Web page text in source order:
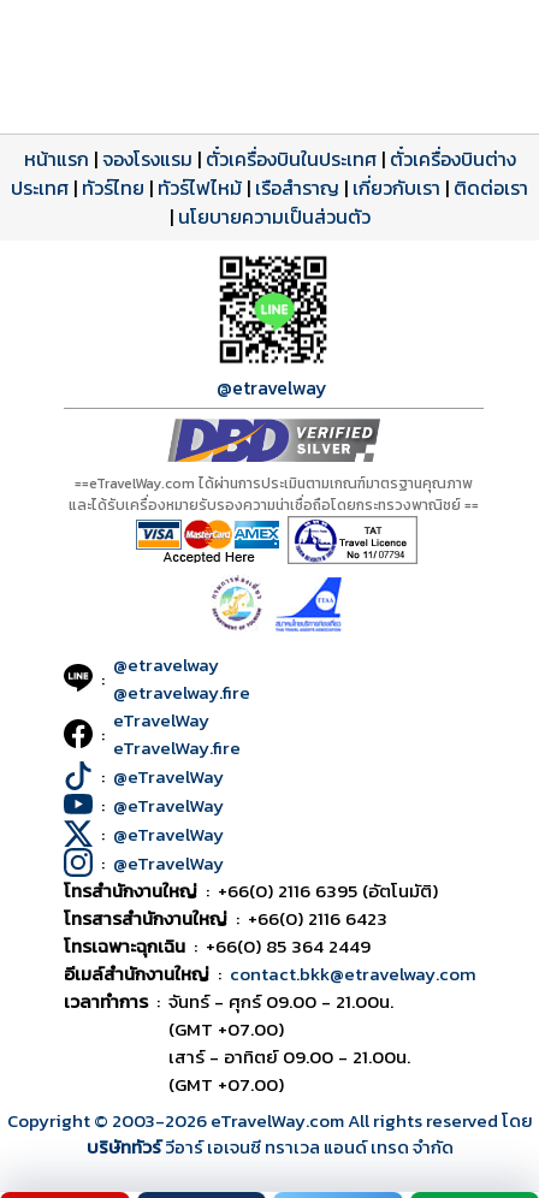
โปรแกรมทัวร์
ดาวน์โหลด PDF
รีวิวลูกค้าจริง
รีวิวจาก eTravelWay
เปิดหน้าเต็ม
ใบอนุญาตนำเที่ยว
เลขที่ 11/11450
เปิดหน้าเต็ม
หน้าแรก |จองโรงแรม | ตั๋วเครื่องบินในประเทศ| ตั๋วเครื่องบินต่าง
ประเทศ | ทัวร์ไทย | ทัวร์ไฟไหม้ | เรือสำราญ | เกี่ยวกับเรา | ติดต่อเรา
| นโยบายความเป็นส่วนตัว
@etravelway
==eTravelWay.com ได้ผ่านการประเมินตามเกณฑ์มาตรฐานคุณภาพ
และได้รับเครื่องหมายรับรองความน่าเชื่อถือโดยกระทรวงพาณิชย์ ==
: @etravelway
@etravelway.fire
: eTravelWay
eTravelWay.fire
: @eTravelWay
: @eTravelWay
: @eTravelWay
: @eTravelWay
โทรสำนักงานใหญ่ : +66(0) 2116 6395 (อัตโนมัติ)
โทรสารสำนักงานใหญ่ : +66(0) 2116 6423
โทรเฉพาะฉุกเฉิน : +66(0) 85 364 2449
อีเมล์สำนักงานใหญ่ : contact.bkk@etravelway.com
เวลาทำการ : จันทร์ - ศุกร์ 09.00 - 21.00น.
(GMT +07.00)
เสาร์ - อาทิตย์ 09.00 - 21.00น.
(GMT +07.00)
Copyright © 2003-2026eTravelWay.com All rights reserved โดย
บริษัททัวร์วีอาร์ เอเจนซี ทราเวล แอนด์ เทรด จำกัด